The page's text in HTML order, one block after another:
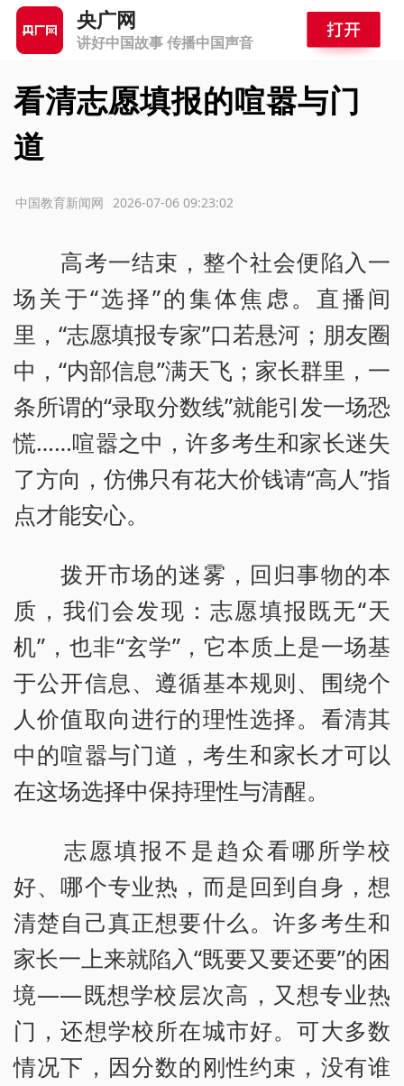
央广网
讲好中国故事 传播中国声音
看清志愿填报的喧嚣与门
道
2026-07-06 09:23:02
中国教育新闻网
高考一结束，整个社会便陷入一
场关于“选择”的集体焦虑。直播间
里，“志愿填报专家”口若悬河；朋友圈
中，“内部信息”满天飞；家长群里，一
条所谓的“录取分数线”就能引发一场恐
慌……喧嚣之中，许多考生和家长迷失
了方向，仿佛只有花大价钱请“高人”指
点才能安心。
拨开市场的迷雾，回归事物的本
质，我们会发现：志愿填报既无“天
机”，也非“玄学”，它本质上是一场基
于公开信息、遵循基本规则、围绕个
人价值取向进行的理性选择。看清其
中的喧嚣与门道，考生和家长才可以
在这场选择中保持理性与清醒。
志愿填报不是趋众看哪所学校
好、哪个专业热，而是回到自身，想
清楚自己真正想要什么。许多考生和
家长一上来就陷入“既要又要还要”的困
境——既想学校层次高，又想专业热
门，还想学校所在城市好。可大多数
情况下，因分数的刚性约束，没有谁